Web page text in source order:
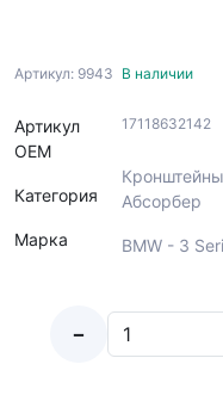
Артикул: 9943
Артикул
ОЕМ
Категория
Марка
В наличии
17118632142
Абсорбер
BMW - 3
-